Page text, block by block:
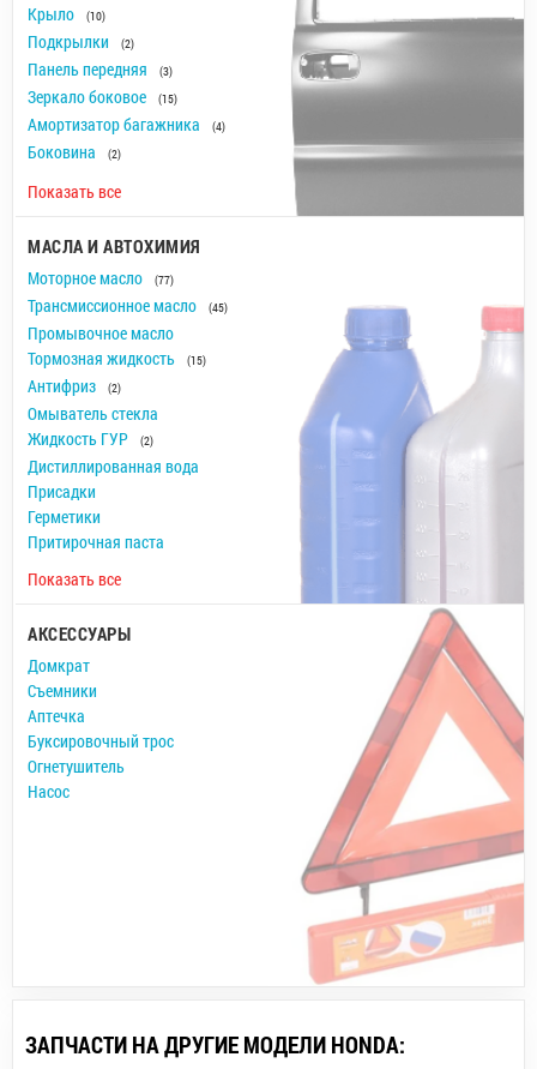
Крыло (10)
Подкрылки (2)
Панель передняя (3)
Зеркало боковое (15)
Амортизатор багажника (4)
Боковина (2)
Показать все
МАСЛА И АВТОХИМИЯ
Моторное масло (77)
Трансмиссионное масло (45)
Промывочное масло
Тормозная жидкость
(15)
Антифриз (2)
Омыватель стекла
Жидкость ГУР
(2)
Дистиллированная вода
Присадки
Герметики
Притирочная паста
Показать все
АКСЕССУАРЫ
Домкрат
Съемники
Аптечка
Буксировочный трос
Огнетушитель
Насос
ЗАПЧАСТИ НА ДРУГИЕ МОДЕЛИ HONDA: